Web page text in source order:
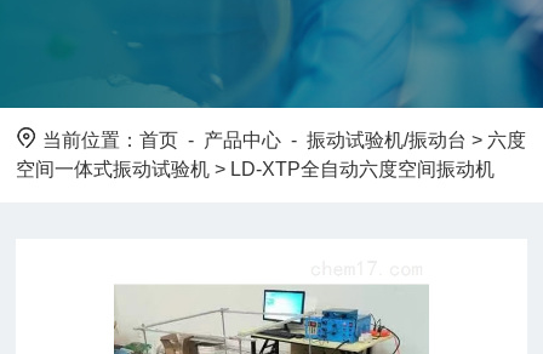
当前位置：首页 - 产品中心 -振动试验机/振动台 > 六度
空间一体式振动试验机 > LD-XTP全自动六度空间振动机